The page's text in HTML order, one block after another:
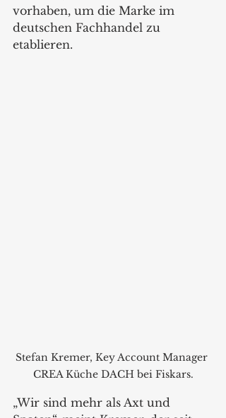
vorhaben, um die Marke im
deutschen Fachhandel zu
etablieren.
Stefan Kremer, Key Account Manager
CREA Küche DACH bei Fiskars.
„Wir sind mehr als Axt und